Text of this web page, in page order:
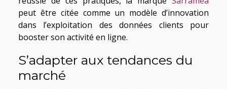
peut être citée comme un modèle d’innovation
dans l’exploitation des données clients pour
booster son activité en ligne.
S’adapter aux tendances du
marché